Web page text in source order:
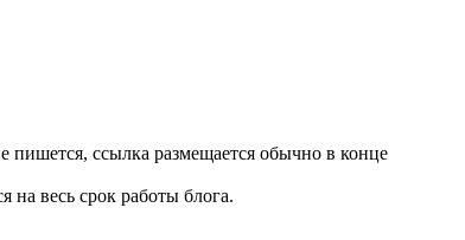
ссылка размещается обычно в конце
весь срок работы блога.